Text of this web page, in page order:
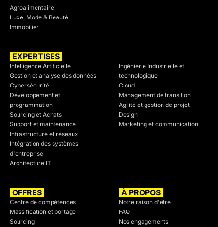
Agroalimentaire
Luxe, Mode & Beauté
Immobilier
EXPERTISES
Intelligence Artificielle
Gestion et analyse des données
Cybersécurité
Développement et
programmation
Sourcing et Achats
Support et maintenance
Infrastructure et réseaux
Intégration des systèmes
d'entreprise
Architecture IT
Ingénierie Industrielle et
technologique
Cloud
Management de transition
Agilité et gestion de projet
Design
Marketing et communication
OFFRES
Centre de compétences
Massification et portage
Sourcing
À PROPOS
Notre raison d'être
FAQ
Nos engagements